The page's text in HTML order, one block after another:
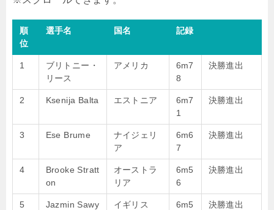
順
位
選手名 国名 記録
1
ブリトニー・
リース
アメリカ
6m7
8
決勝進出
2 Ksenija Balta エストニア
6m7
1
決勝進出
3 Ese Brume
ナイジェリ
ア
6m6
7
決勝進出
4
Brooke Stratt
on
オーストラ
リア
6m5
6
決勝進出
5
Jazmin Sawy
イギリス
6m5
決勝進出